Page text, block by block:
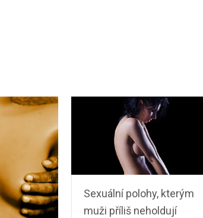
Sexuální polohy, kterým
muži příliš neholdují